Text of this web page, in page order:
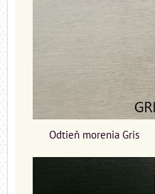
Odtieň morenia Gris